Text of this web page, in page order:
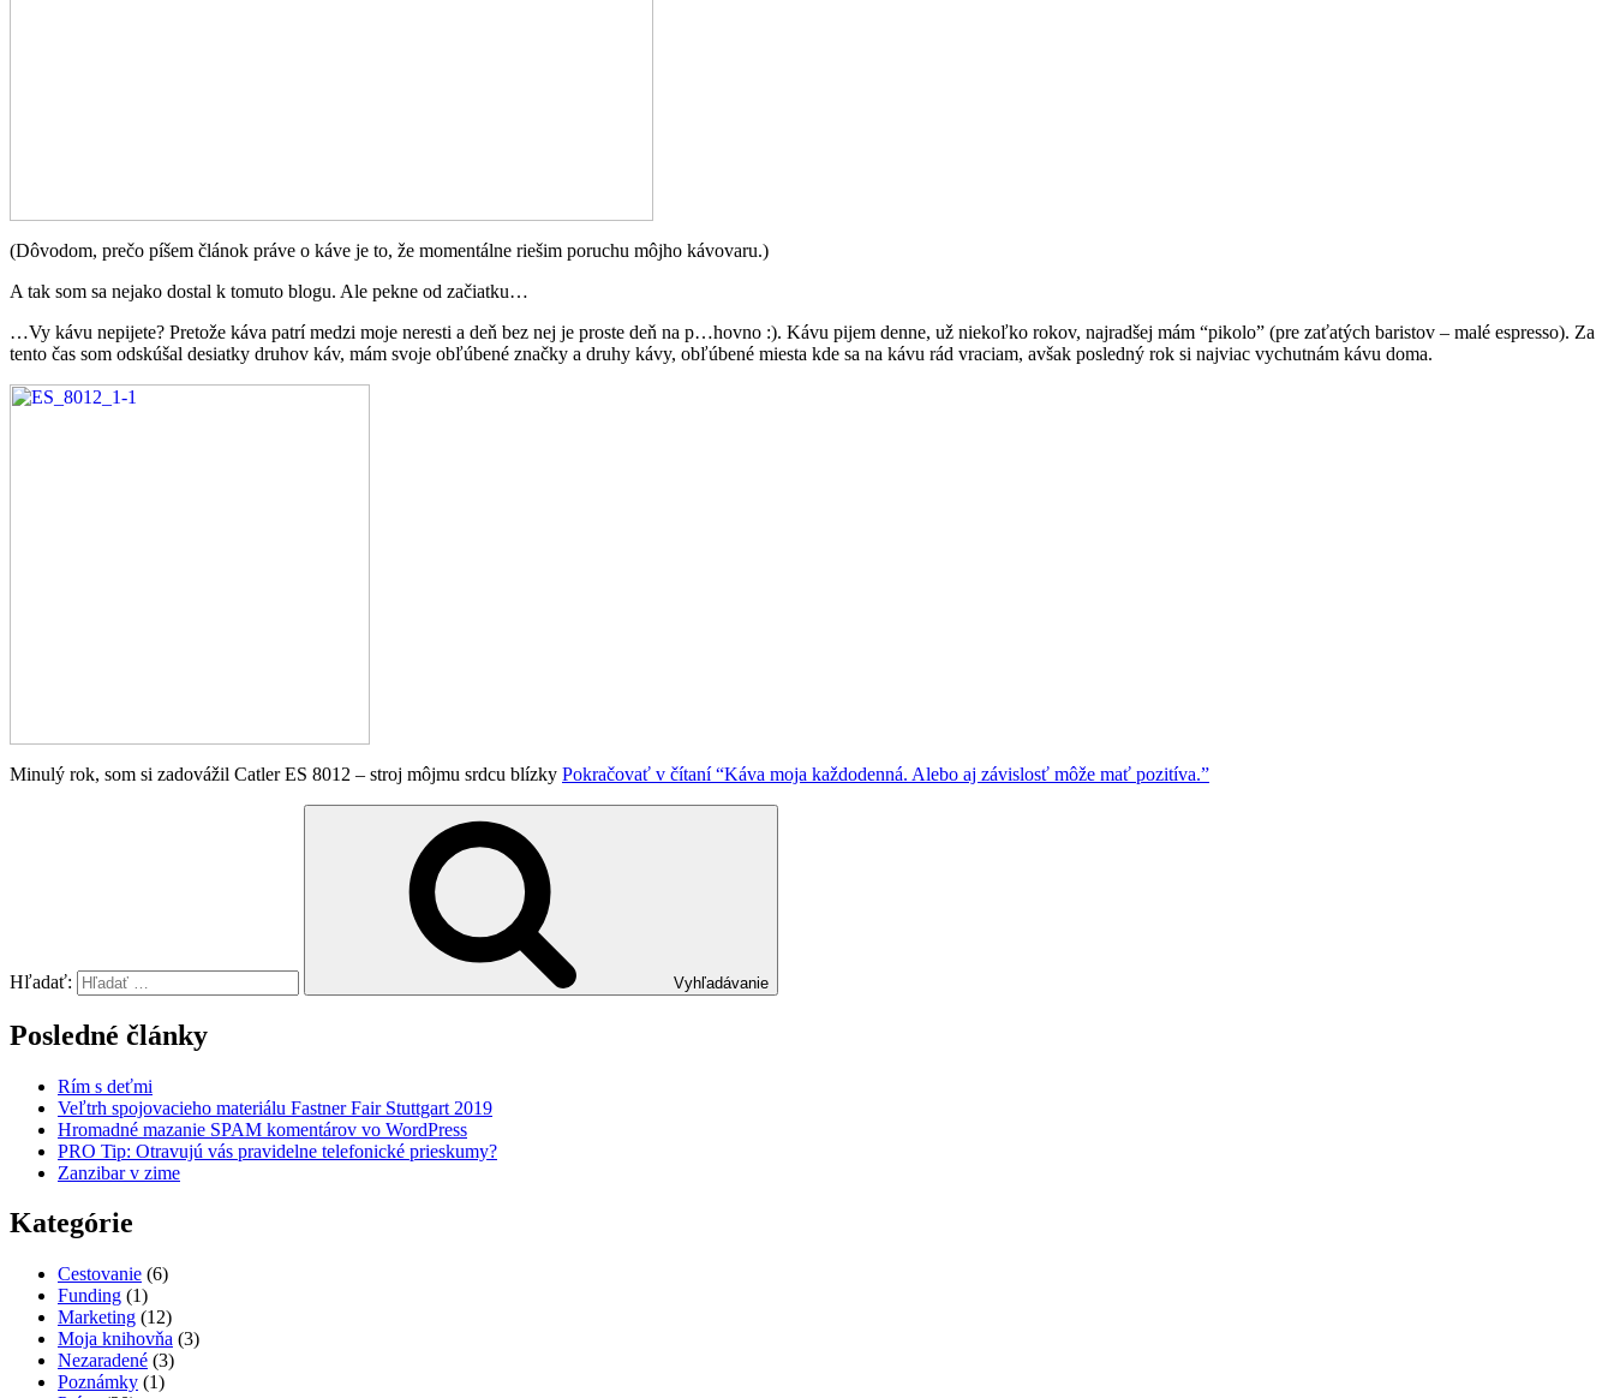
(Dôvodom, prečo píšem článok práve o káve je to, že momentálne riešim poruchu môjho kávovaru.)
A tak som sa nejako dostal k tomuto blogu. Ale pekne od začiatku…
…Vy kávu nepijete? Pretože káva patrí medzi moje neresti a deň bez nej je proste deň na p…hovno :). Kávu pijem denne, už niekoľko rokov, najradšej mám “pikolo” (pre zaťatých baristov – malé espresso). Za
tento čas som odskúšal desiatky druhov káv, mám svoje obľúbené značky a druhy kávy, obľúbené miesta kde sa na kávu rád vraciam, avšak posledný rok si najviac vychutnám kávu doma.
Minulý rok, som si zadovážil Catler ES 8012 – stroj môjmu srdcu blízky Pokračovať v čítaní“Káva moja každodenná. Alebo aj závislosť môže mať pozitíva.”
Hľadať: Vyhľadávanie
Posledné články
Rím s deťmi
Veľtrh spojovacieho materiálu Fastner Fair Stuttgart 2019
Hromadné mazanie SPAM komentárov vo WordPress
PRO Tip: Otravujú vás pravidelne telefonické prieskumy?
Zanzibar v zime
Kategórie
Cestovanie (6)
Funding (1)
Marketing (12)
Moja knihovňa (3)
Nezaradené (3)
Poznámky (1)